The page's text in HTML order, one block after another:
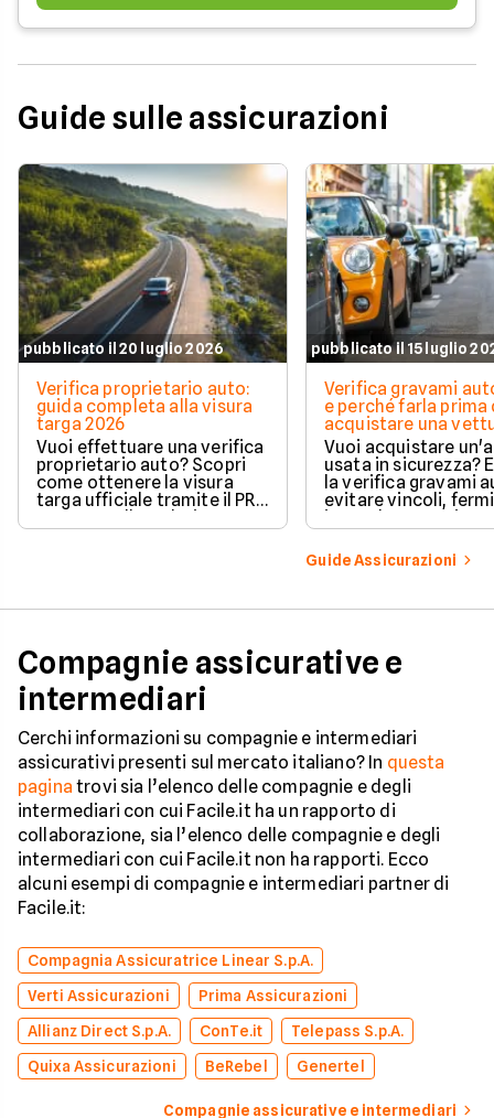
Guide sulle assicurazioni
pubblicato il 20 luglio 2026
Verifica proprietario auto:
guida completa alla visura
targa 2026
Vuoi effettuare una verifica
proprietario auto? Scopri
come ottenere la visura
targa ufficiale tramite il PRA
per controllare dati e
vincoli in totale sicurezza.
pubblicato il 15 luglio
Verifica gravami
e perché farla prima
acquistare una
Vuoi acquistare
usata in sicurezza?
la verifica gravami
evitare vincoli,
ipoteche. Scopri
tutelare il tuo
Guide Assicurazioni
Compagnie assicurative e
intermediari
Cerchi informazioni su compagnie e intermediari
assicurativi presenti sul mercato italiano? In questa
pagina trovi sia l’elenco delle compagnie e degli
intermediari con cui Facile.it ha un rapporto di
collaborazione, sia l’elenco delle compagnie e degli
intermediari con cui Facile.it non ha rapporti. Ecco
alcuni esempi di compagnie e intermediari partner di
Facile.it:
Compagnia Assicuratrice Linear S.p.A.
Verti Assicurazioni
Prima Assicurazioni
Allianz Direct S.p.A.
ConTe.it
Telepass S.p.A.
Quixa Assicurazioni
BeRebel Genertel
Compagnie assicurative e intermediari